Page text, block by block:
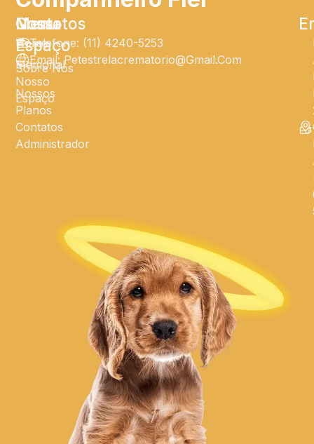
Menu
Home
Sobre Nós
Nossos
Planos
Contatos
Administrador
Nosso
Espaço
Memorial
Nosso
Espaço
Contatos
Telefone: (11) 4240-5253
Email: Petestrelacrematorio@gmail.com